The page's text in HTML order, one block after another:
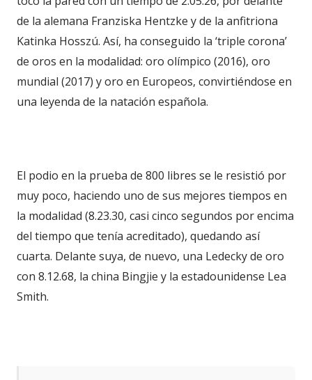
de la alemana Franziska Hentzke y de la anfitriona
Katinka Hosszú. Así, ha conseguido la ‘triple corona’
de oros en la modalidad: oro olímpico (2016), oro
mundial (2017) y oro en Europeos, convirtiéndose en
una leyenda de la natación española.
El podio en la prueba de 800 libres se le resistió por
muy poco, haciendo uno de sus mejores tiempos en
la modalidad (8.23.30, casi cinco segundos por encima
del tiempo que tenía acreditado), quedando así
cuarta. Delante suya, de nuevo, una Ledecky de oro
con 8.12.68, la china Bingjie y la estadounidense Lea
Smith.